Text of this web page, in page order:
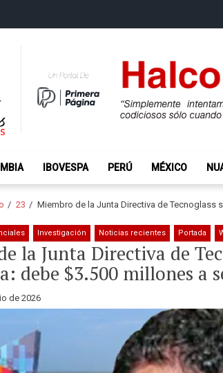
y Palomas
IBOVESPA PERÚ MÉXICO
23 Miembro de la Junta Directiva de Tecnoglass
Investigación Noticias recientes Portada
la Junta Directiva de
debe $3.500 millones a
de 2026